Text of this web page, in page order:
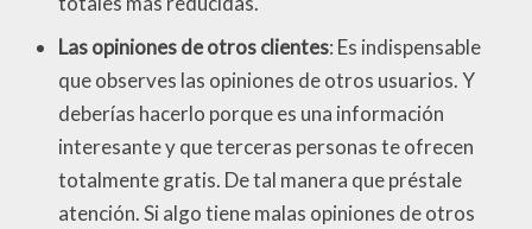
Las opiniones de otros clientes: Es indispensable
que observes las opiniones de otros usuarios. Y
deberías hacerlo porque es una información
interesante y que terceras personas te ofrecen
totalmente gratis. De tal manera que préstale
atención. Si algo tiene malas opiniones de otros